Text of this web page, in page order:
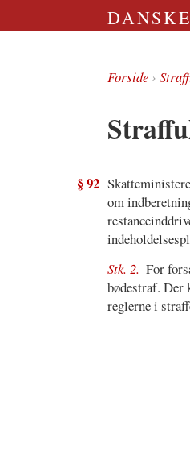
Forside›
§ 92
om
Stk. 2. For
bødestraf. Der
reglerne i